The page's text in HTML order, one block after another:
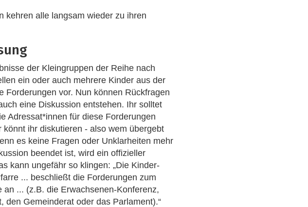
kehren alle langsam wieder zu ihren
der Kleingruppen der Reihe nach
ein oder auch mehrere Kinder aus der
Forderungen vor. Nun können Rückfragen
eine Diskussion entstehen. Ihr solltet
Adressat*innen für diese Forderungen
könnt ihr diskutieren - also wem übergebt
es keine Fragen oder Unklarheiten mehr
beendet ist, wird ein offizieller
kann ungefähr so klingen: „Die Kinder-
... beschließt die Forderungen zum
an ... (z.B. die Erwachsenen-Konferenz,
den Gemeinderat oder das Parlament).“